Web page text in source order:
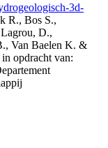
3d-
R., Bos S.,
D.,
Van Baelen K. &
opdracht van: